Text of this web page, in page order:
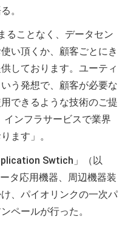
。
ることなく、データセン
い頂くか、顧客ごとにき
しております。ユーティ
う発想で、顧客が必要な
できるような技術のご提
インフラサービスで業界
ます」。
Swtich」（以
タ応用機器、周辺機器装
、パイオリンクの一次パ
ペールが行った。